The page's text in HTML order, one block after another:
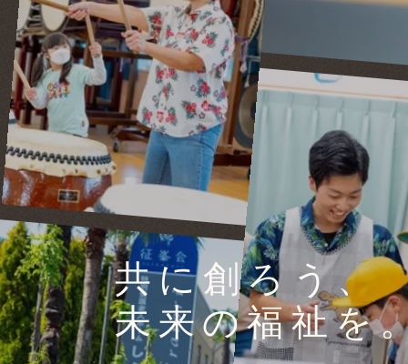
共に創ろう、
未来の福祉を